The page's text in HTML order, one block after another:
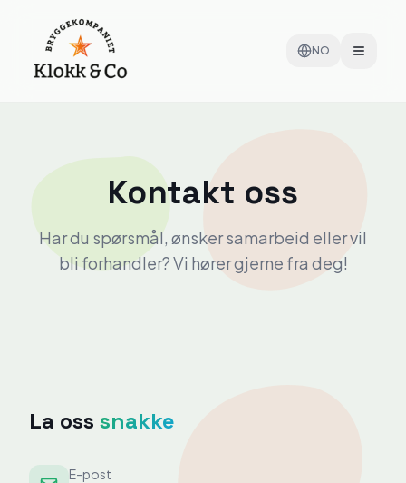
NO
Kontakt oss
Har du spørsmål, ønsker samarbeid eller vil
bli forhandler? Vi hører gjerne fra deg!
La oss snakke
E-post